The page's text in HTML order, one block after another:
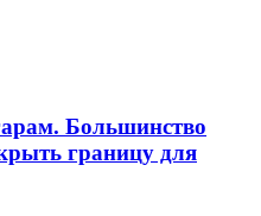
Большинство
границу для